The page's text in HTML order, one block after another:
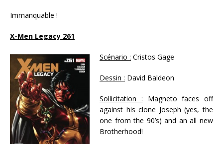
Immanquable !
X-Men Legacy 261
Scénario : Cristos Gage
Dessin : David Baldeon
Sollicitation : Magneto faces off
against his clone Joseph (yes, the
one from the 90’s) and an all new
Brotherhood!